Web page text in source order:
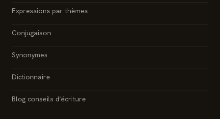
Expressions par thèmes
Conjugaison
Synonymes
Dictionnaire
Blog conseils d'écriture